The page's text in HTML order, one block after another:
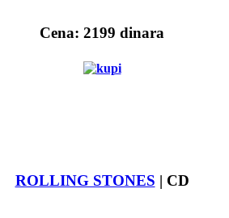
Cena: 2199 dinara
ROLLING STONES | CD